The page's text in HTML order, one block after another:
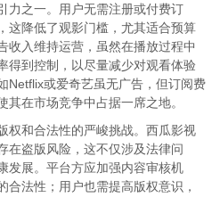
力之一。用户无需注册或付费订
这降低了观影门槛，尤其适合预算
收入维持运营，虽然在播放过程中
得到控制，以尽量减少对观看体验
Netflix或爱奇艺虽无广告，但订阅费
其在市场竞争中占据一席之地。
权和合法性的严峻挑战。西瓜影视
在盗版风险，这不仅涉及法律问
发展。平台方应加强内容审核机
合法性；用户也需提高版权意识，